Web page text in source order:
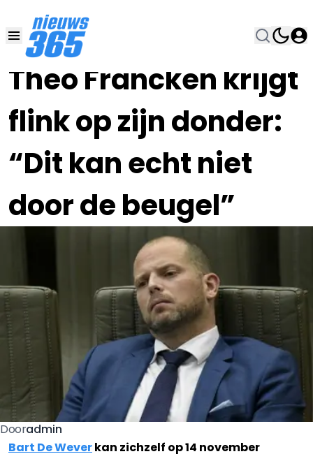
Theo Francken krijgt
flink op zijn donder:
“Dit kan echt niet
door de beugel”
30 SEP 2020, 15:00
Dooradmin
Bart De Weverkan zichzelf op 14 november